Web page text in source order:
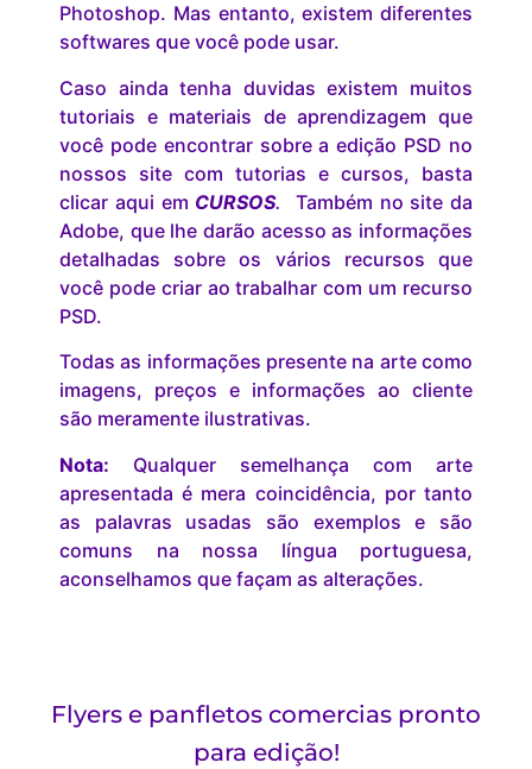
Photoshop. Mas entanto, existem diferentes
softwares que você pode usar.
Caso ainda tenha duvidas existem muitos
tutoriais e materiais de aprendizagem que
você pode encontrar sobre a edição PSD no
nossos site com tutorias e cursos, basta
clicar aqui em CURSOS.
Também no site da
Adobe, que lhe darão acesso as informações
detalhadas sobre os vários recursos que
você pode criar ao trabalhar com um recurso
PSD.
Todas as informações presente na arte como
imagens, preços e informações ao cliente
são meramente ilustrativas.
Nota: Qualquer semelhança com arte
apresentada é mera coincidência, por tanto
as palavras usadas são exemplos e são
comuns na nossa língua portuguesa,
aconselhamos que façam as alterações.
Flyers e panfletos comercias pronto
para edição!